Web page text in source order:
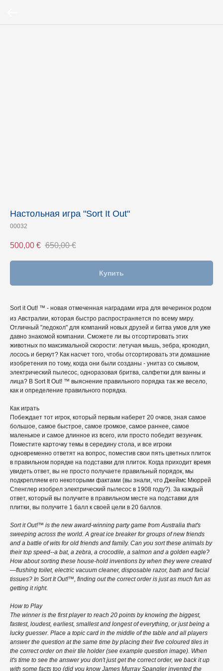
Настольная игра "Sort It Out"
00032
500,00 € 650,00 €
Купить
Sort it Out! ™ - новая отмеченная наградами игра для вечеринок родом
из Австралии, которая быстро распространяется по всему миру.
Отличный "ледокол" для компаний новых друзей и битва умов для уже
давно знакомой компании. Сможете ли вы отсортировать этих
животных по максимальной скорости: летучая мышь, зебра, крокодил,
лосось и беркут? Как насчет того, чтобы отсортировать эти домашние
изобретения по тому, когда они были созданы - унитаз со смывом,
электрический пылесос, одноразовая бритва, салфетки для ванны и
лица? В Sort It Out! ™ выяснение правильного порядка так же весело,
как и определение правильного порядка.
Как играть
Побеждает тот игрок, который первым наберет 20 очков, зная самое
большое, самое быстрое, самое громкое, самое раннее, самое
маленькое и самое длинное из всего, или просто победит везунчик.
Поместите карточку темы в середину стола, и все игроки
одновременно ответят на вопрос, поместив свои пять цветных плиток
в правильном порядке на подставки для плиток. Когда приходит время
увидеть ответ, вы не просто получаете правильный порядок, мы
подкрепляем его некоторыми фактами (вы знали, что Джеймс Мюррей
Спенглер изобрел электрический пылесос в 1908 году?). За каждый
ответ, который вы получите в правильном месте на подставки для
плитки, вы получите 1 балл к своей цели в 20 баллов.
Sort it Out!™ is the new award-winning party game from Australia that's
sweeping across the world. A great ice breaker for groups of new friends
and a battle of wits for old friends and family. Can you sort these animals by
their top speed--a bat, a zebra, a crocodile, a salmon and a golden eagle?
How about sorting these house-hold inventions by when they were created
—flushing toilet, electric vacuum cleaner, disposable razor, bath and facial
tissues? In Sort It Out!™, finding out the correct order is just as much fun as
getting it right.
How to Play
The winner is the first player to reach 20 points by knowing the biggest,
fastest, loudest, earliest, smallest and longest of everything, or just being a
lucky guesser. Place a topic card in the middle of the table and all players
answer the question at the same time by placing their five coloured tiles in
the correct order on their tile holder (see example question image). When
it's time to see the answer you don't just get the correct order, we back it up
with some facts too (did you know James Murray Spangler invented the